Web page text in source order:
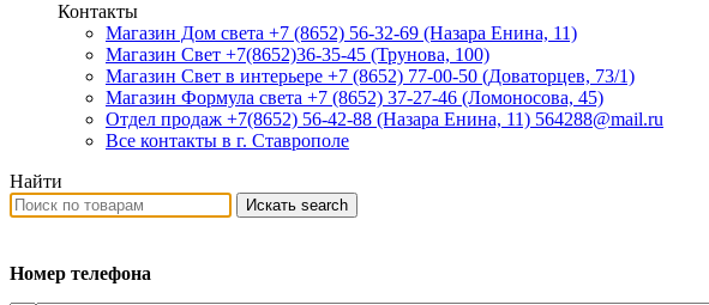
Контакты
Магазин Дом света +7 (8652) 56-32-69 (Назара Енина, 11)
Магазин Свет +7(8652)36-35-45 (Трунова, 100)
Магазин Свет в интерьере +7 (8652) 77-00-50 (Доваторцев, 73/1)
Магазин Формула света +7 (8652) 37-27-46 (Ломоносова, 45)
Отдел продаж +7(8652) 56-42-88 (Назара Енина, 11) 564288@mail.ru
Все контакты в г. Ставрополе
Найти
Искать search
Номер телефона